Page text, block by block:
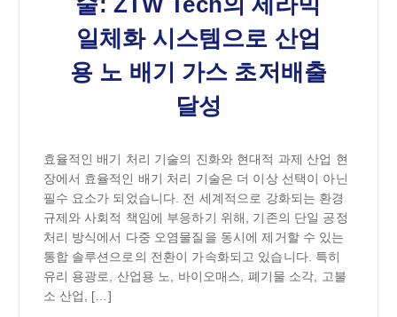
일체화 시스템으로 산업
용 노 배기 가스 초저배출
달성
효율적인 배기 처리 기술의 진화와 현대적 과제 산업 현
장에서 효율적인 배기 처리 기술은 더 이상 선택이 아닌
필수 요소가 되었습니다. 전 세계적으로 강화되는 환경
규제와 사회적 책임에 부응하기 위해, 기존의 단일 공정
처리 방식에서 다중 오염물질을 동시에 제거할 수 있는
통합 솔루션으로의 전환이 가속화되고 있습니다. 특히
유리 용광로, 산업용 노, 바이오매스, 폐기물 소각, 고불
소 산업, […]